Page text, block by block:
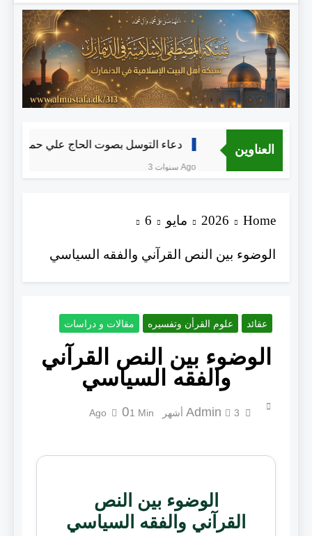
العناوين دعاء التوسل بصوت الحاج علي حمادي
Home
2026 مايو 6
الوضوء بين النص القرآني والفقه السياسي
عقائد علوم القرأن وتفسيره مقالات و دراسات
الوضوء بين النص القرآني
والفقه السياسي
Admin 3 أشهر Ago 01 Min
الوضوء بين النص
القرآني والفقه السياسي